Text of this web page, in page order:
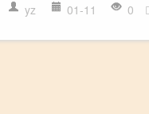
yz 01-11 0